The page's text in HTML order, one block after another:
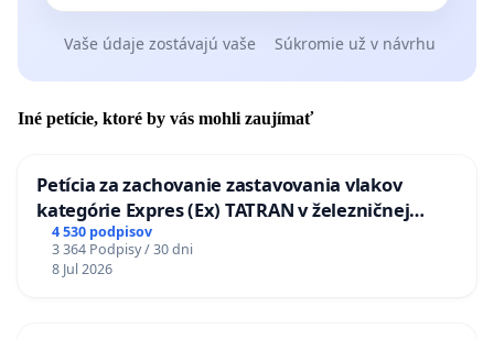
Vaše údaje zostávajú vaše Súkromie už v návrhu
Iné petície, ktoré by vás mohli zaujímať
Petícia za zachovanie zastavovania vlakov
kategórie Expres (Ex) TATRAN v železničnej
stanici Púchov
4 530 podpisov
3 364 Podpisy / 30 dni
8 Jul 2026